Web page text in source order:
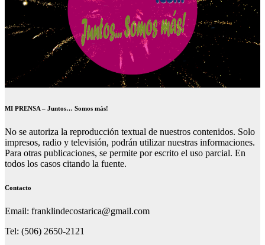
MI PRENSA – Juntos… Somos más!
No se autoriza la reproducción textual de nuestros contenidos. Solo
impresos, radio y televisión, podrán utilizar nuestras informaciones.
Para otras publicaciones, se permite por escrito el uso parcial. En
todos los casos citando la fuente.
Contacto
Email: franklindecostarica@gmail.com
Tel: (506) 2650-2121